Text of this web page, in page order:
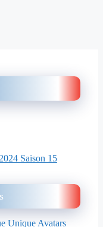
Saison 15
Unique Avatars